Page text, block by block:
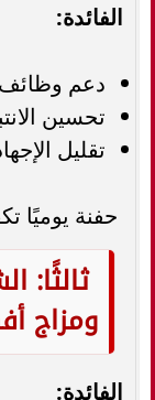
الفائدة:
دعم وظائف
تحسين
تقليل
حفنة يوميًا
ثالثًا:
ومزاج
الفائدة: